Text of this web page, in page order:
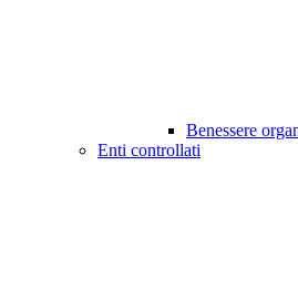
Benessere
Enti controllati